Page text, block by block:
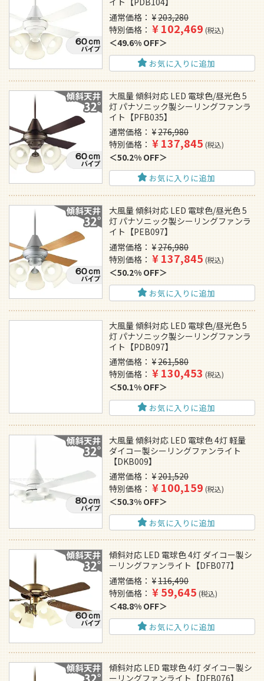
通常価格
¥203,280
特別価格
¥102,469 税込
49.6% OFF
お気に入りに追加
大風量 傾斜対応 LED 電球色/昼光色 5
灯 パナソニック製シーリングファンラ
イト【PFB035】
通常価格
¥276,980
特別価格
¥137,845 税込
50.2% OFF
お気に入りに追加
大風量 傾斜対応 LED 電球色/昼光色 5
灯 パナソニック製シーリングファンラ
イト【PEB097】
通常価格
¥276,980
特別価格
¥137,845 税込
50.2% OFF
お気に入りに追加
大風量 傾斜対応 LED 電球色/昼光色 5
灯 パナソニック製シーリングファンラ
イト【PDB097】
通常価格
¥261,580
特別価格
¥130,453 税込
50.1% OFF
お気に入りに追加
大風量 傾斜対応 LED 電球色 4灯 軽量
ダイコー製シーリングファンライト
【DKB009】
通常価格
¥201,520
特別価格
¥100,159 税込
50.3% OFF
お気に入りに追加
傾斜対応 LED 電球色 4灯 ダイコー製シ
ーリングファンライト【DFB077】
通常価格
¥116,490
特別価格
¥59,645 税込
48.8% OFF
お気に入りに追加
傾斜対応 LED 電球色 4灯 ダイコー製シ
ーリングファンライト【DFB076】